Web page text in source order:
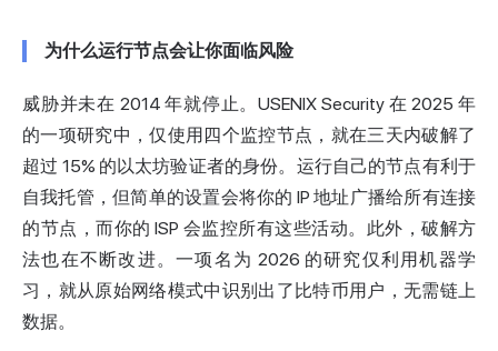
为什么运行节点会让你面临风险
威胁并未在 2014 年就停止。USENIX Security 在 2025 年
的一项研究中，仅使用四个监控节点，就在三天内破解了
超过 15% 的以太坊验证者的身份。运行自己的节点有利于
自我托管，但简单的设置会将你的 IP 地址广播给所有连接
的节点，而你的 ISP 会监控所有这些活动。此外，破解方
法也在不断改进。一项名为 2026 的研究仅利用机器学
习，就从原始网络模式中识别出了比特币用户，无需链上
数据。